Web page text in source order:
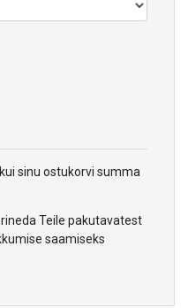
sinu ostukorvi summa
Teile pakutavatest
saamiseks